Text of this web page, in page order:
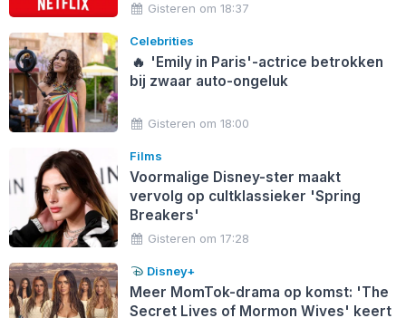
Gisteren om 18:37
Celebrities
🔥 'Emily in Paris'-actrice betrokken
bij zwaar auto-ongeluk
Gisteren om 18:00
Films
Voormalige Disney-ster maakt
vervolg op cultklassieker 'Spring
Breakers'
Gisteren om 17:28
Disney+
Meer MomTok-drama op komst: 'The
Secret Lives of Mormon Wives' keert